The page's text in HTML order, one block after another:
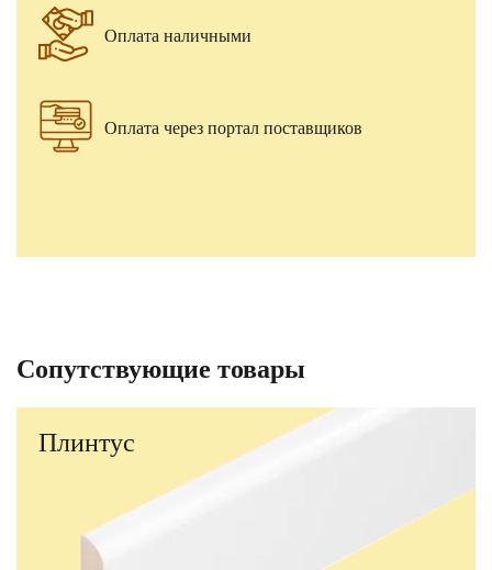
Оплата наличными
Оплата через портал поставщиков
Сопутствующие товары
Плинтус